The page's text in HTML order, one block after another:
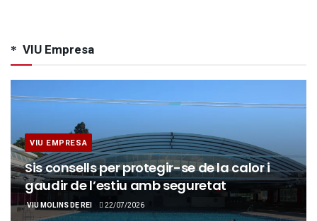
VIU Empresa
VIU EMPRESA
Sis consells per protegir-se de la calor i
gaudir de l’estiu amb seguretat
VIU MOLINS DE REI 22/07/2026